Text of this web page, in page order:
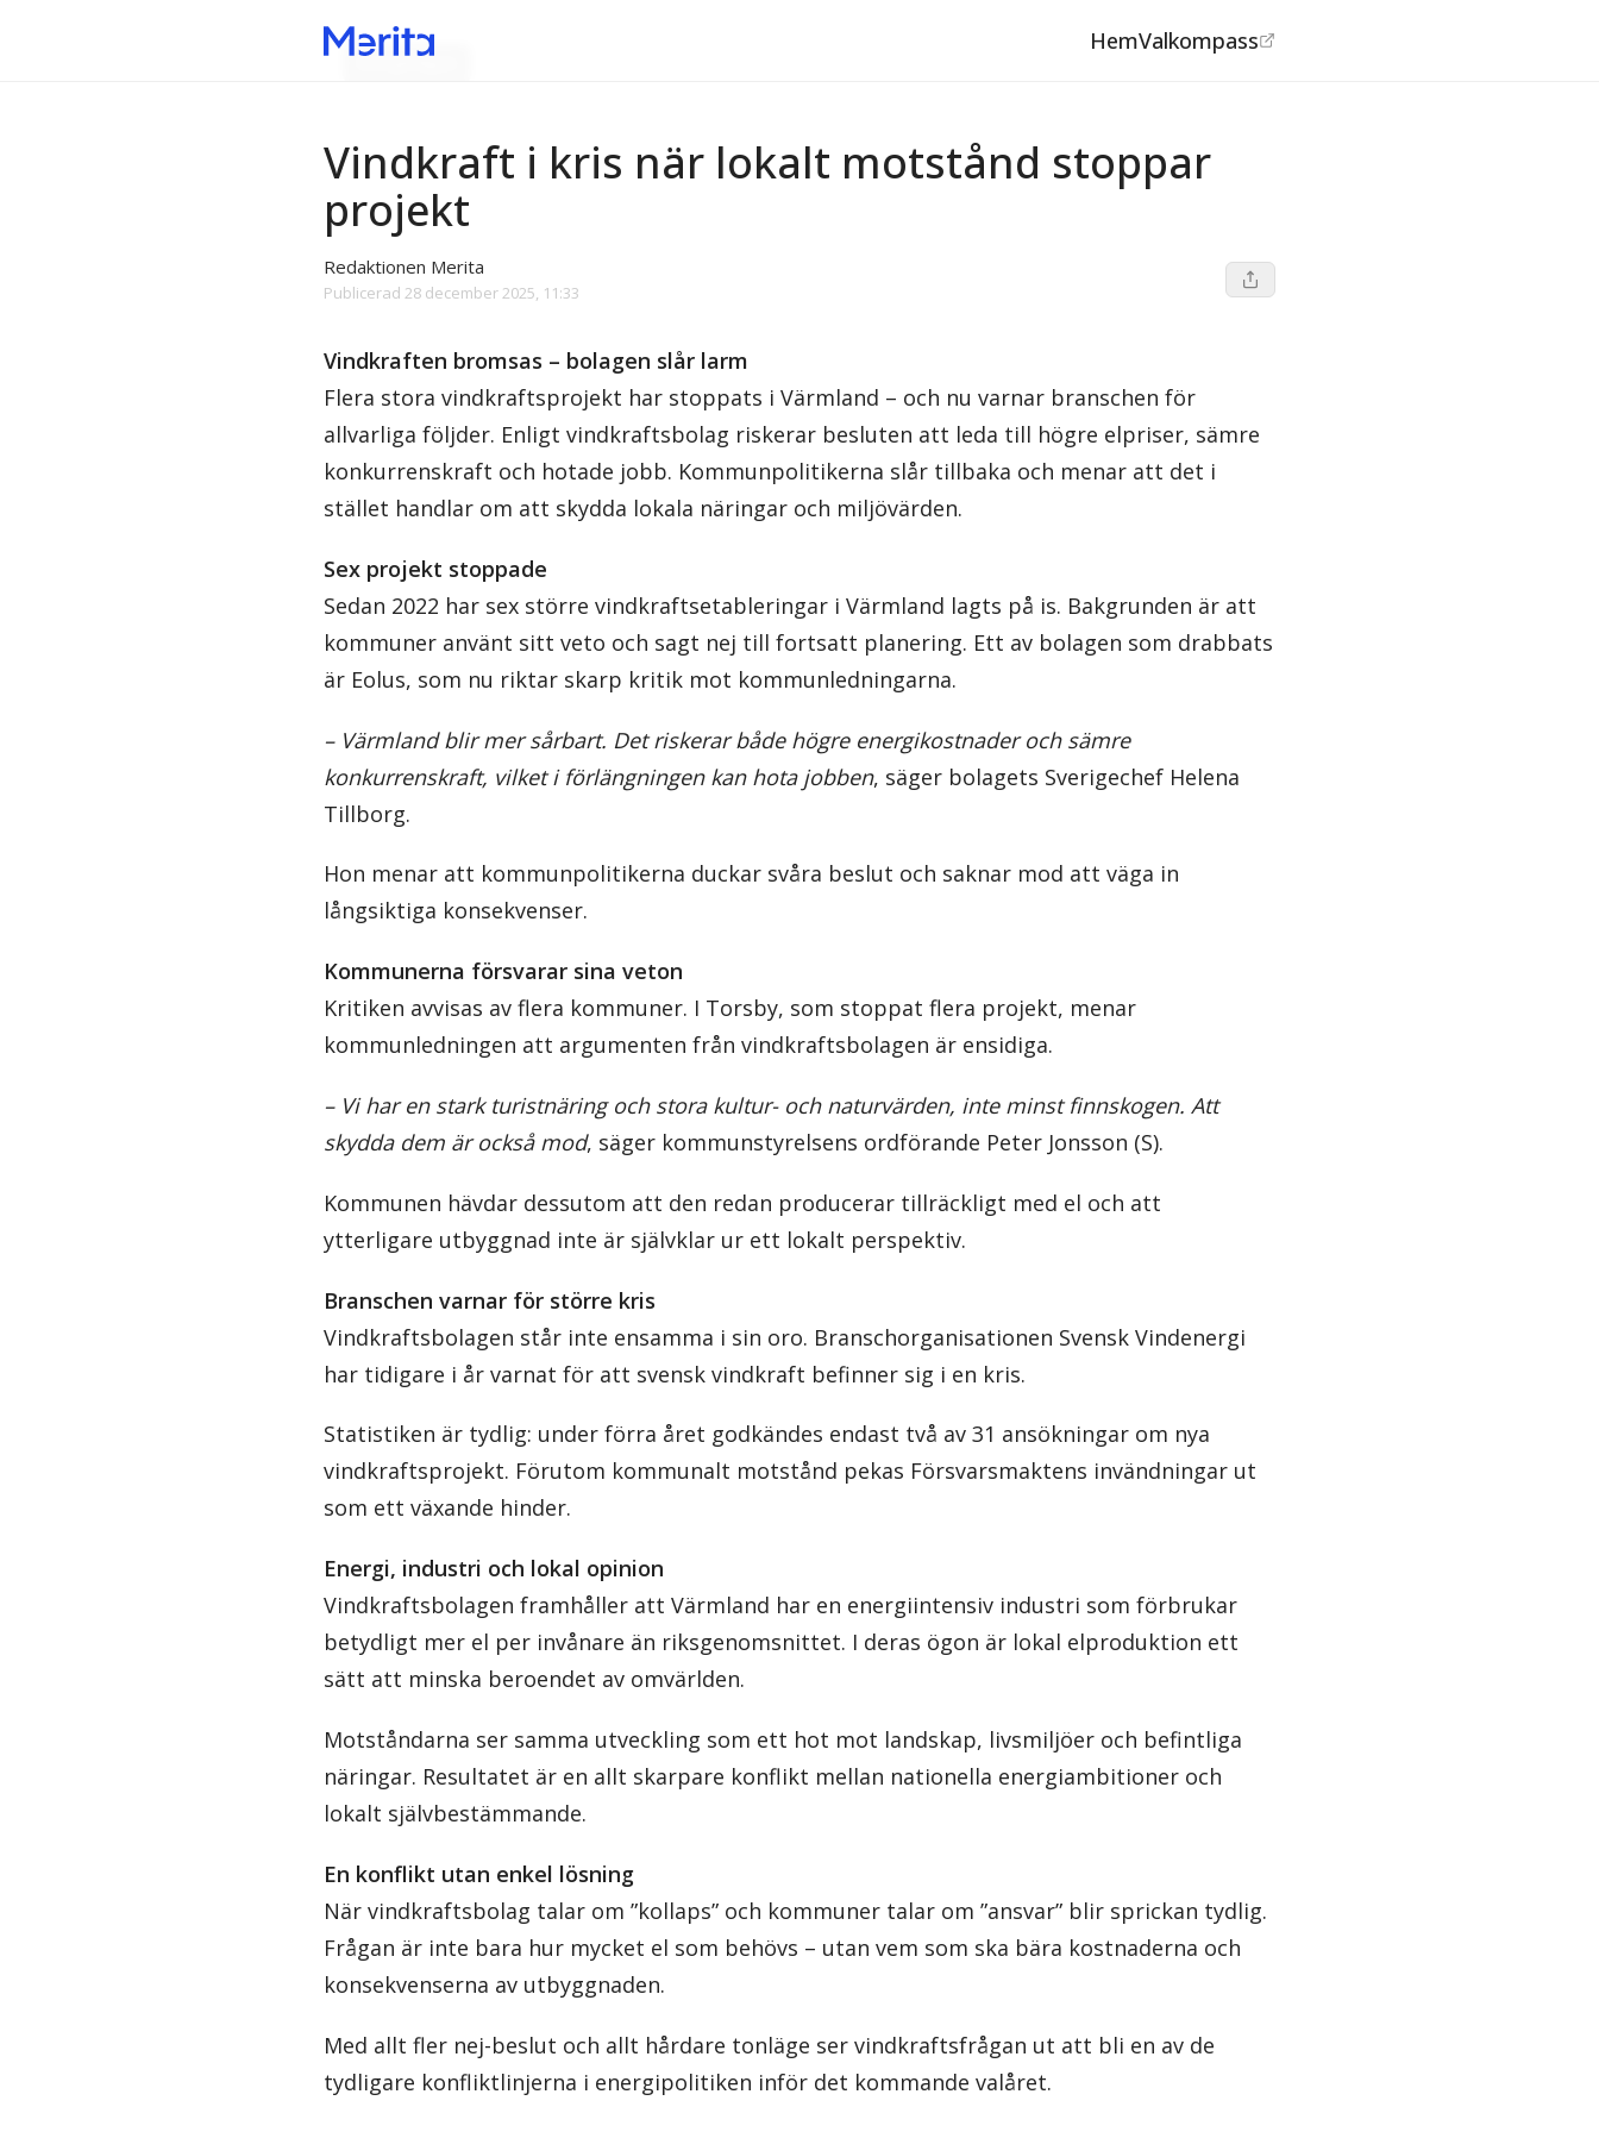
HemValkompass
Energifrågan
Vindkraft i kris när lokalt motstånd stoppar
projekt
Redaktionen Merita
Publicerad 28 december 2025, 11:33
Vindkraften bromsas – bolagen slår larm
Flera stora vindkraftsprojekt har stoppats i Värmland – och nu varnar branschen för
allvarliga följder. Enligt vindkraftsbolag riskerar besluten att leda till högre elpriser, sämre
konkurrenskraft och hotade jobb. Kommunpolitikerna slår tillbaka och menar att det i
stället handlar om att skydda lokala näringar och miljövärden.
Sex projekt stoppade
Sedan 2022 har sex större vindkraftsetableringar i Värmland lagts på is. Bakgrunden är att
kommuner använt sitt veto och sagt nej till fortsatt planering. Ett av bolagen som drabbats
är Eolus, som nu riktar skarp kritik mot kommunledningarna.
– Värmland blir mer sårbart. Det riskerar både högre energikostnader och sämre
konkurrenskraft, vilket i förlängningen kan hota jobben, säger bolagets Sverigechef Helena
Tillborg.
Hon menar att kommunpolitikerna duckar svåra beslut och saknar mod att väga in
långsiktiga konsekvenser.
Kommunerna försvarar sina veton
Kritiken avvisas av flera kommuner. I Torsby, som stoppat flera projekt, menar
kommunledningen att argumenten från vindkraftsbolagen är ensidiga.
– Vi har en stark turistnäring och stora kultur- och naturvärden, inte minst finnskogen. Att
skydda dem är också mod, säger kommunstyrelsens ordförande Peter Jonsson (S).
Kommunen hävdar dessutom att den redan producerar tillräckligt med el och att
ytterligare utbyggnad inte är självklar ur ett lokalt perspektiv.
Branschen varnar för större kris
Vindkraftsbolagen står inte ensamma i sin oro. Branschorganisationen Svensk Vindenergi
har tidigare i år varnat för att svensk vindkraft befinner sig i en kris.
Statistiken är tydlig: under förra året godkändes endast två av 31 ansökningar om nya
vindkraftsprojekt. Förutom kommunalt motstånd pekas Försvarsmaktens invändningar ut
som ett växande hinder.
Energi, industri och lokal opinion
Vindkraftsbolagen framhåller att Värmland har en energiintensiv industri som förbrukar
betydligt mer el per invånare än riksgenomsnittet. I deras ögon är lokal elproduktion ett
sätt att minska beroendet av omvärlden.
Motståndarna ser samma utveckling som ett hot mot landskap, livsmiljöer och befintliga
näringar. Resultatet är en allt skarpare konflikt mellan nationella energiambitioner och
lokalt självbestämmande.
En konflikt utan enkel lösning
När vindkraftsbolag talar om ”kollaps” och kommuner talar om ”ansvar” blir sprickan tydlig.
Frågan är inte bara hur mycket el som behövs – utan vem som ska bära kostnaderna och
konsekvenserna av utbyggnaden.
Med allt fler nej-beslut och allt hårdare tonläge ser vindkraftsfrågan ut att bli en av de
tydligare konfliktlinjerna i energipolitiken inför det kommande valåret.